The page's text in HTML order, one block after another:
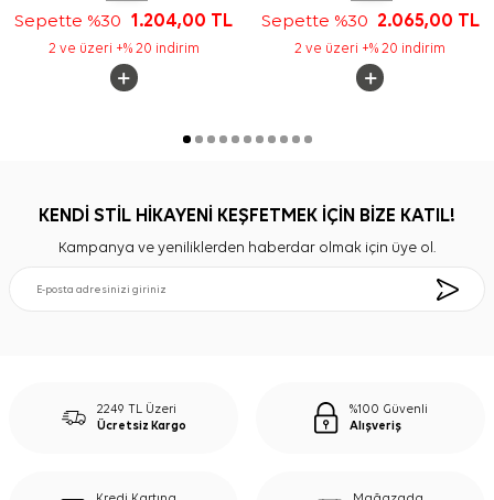
Sepette %30 1.204,00 TL
2 ve üzeri +% 20 indirim
Sepette %30 2.065,00 TL
2 ve üzeri +% 20 indirim
KENDİ STİL HİKAYENİ KEŞFETMEK İÇİN BİZE KATIL!
Kampanya ve yeniliklerden haberdar olmak için üye ol.
2249 TL Üzeri
Ücretsiz Kargo
%100 Güvenli
Alışveriş